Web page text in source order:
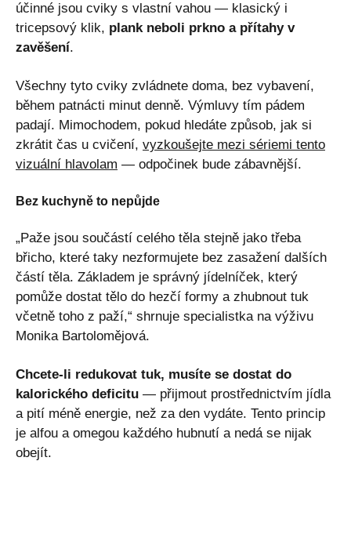
účinné jsou cviky s vlastní vahou — klasický i
tricepsový klik, plank neboli prkno a přítahy v
zavěšení.
Všechny tyto cviky zvládnete doma, bez vybavení,
během patnácti minut denně. Výmluvy tím pádem
padají. Mimochodem, pokud hledáte způsob, jak si
zkrátit čas u cvičení, vyzkoušejte mezi sériemi tento
vizuální hlavolam — odpočinek bude zábavnější.
Bez kuchyně to nepůjde
„Paže jsou součástí celého těla stejně jako třeba
břicho, které taky nezformujete bez zasažení dalších
částí těla. Základem je správný jídelníček, který
pomůže dostat tělo do hezčí formy a zhubnout tuk
včetně toho z paží,“ shrnuje specialistka na výživu
Monika Bartolomějová.
Chcete-li redukovat tuk, musíte se dostat do
kalorického deficitu — přijmout prostřednictvím jídla
a pití méně energie, než za den vydáte. Tento princip
je alfou a omegou každého hubnutí a nedá se nijak
obejít.